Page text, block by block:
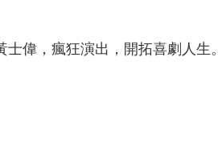
偉，瘋狂演出，開拓喜劇人生。